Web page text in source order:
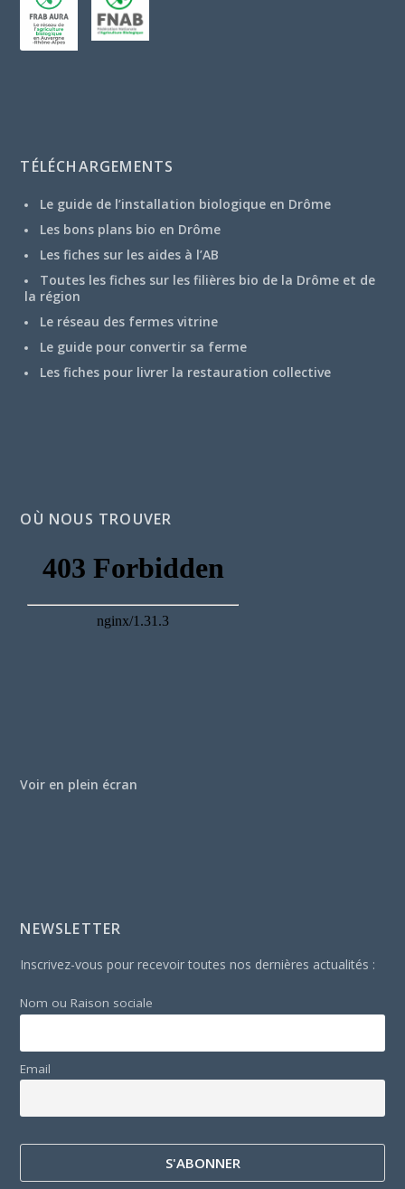
TÉLÉCHARGEMENTS
Le guide de l’installation biologique en Drôme
Les bons plans bio en Drôme
Les fiches sur les aides à l’AB
Toutes les fiches sur les filières bio de la Drôme et de
la région
Le réseau des fermes vitrine
Le guide pour convertir sa ferme
Les fiches pour livrer la restauration collective
OÙ NOUS TROUVER
Voir en plein écran
NEWSLETTER
Inscrivez-vous pour recevoir toutes nos dernières actualités :
Nom ou Raison sociale
Email